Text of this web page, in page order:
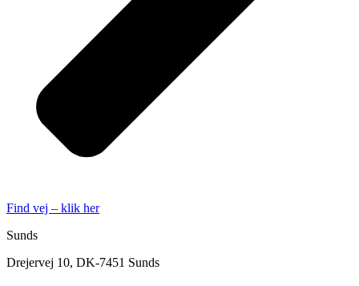
Find vej – klik her
Sunds
Drejervej 10, DK-7451 Sunds